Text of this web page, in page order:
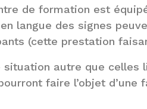
de formation est
langue des signes
(cette prestation
situation autre que celles
faire l’objet